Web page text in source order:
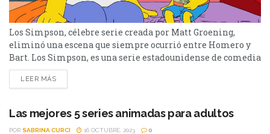
Los Simpson, célebre serie creada por Matt Groening,
eliminó una escena que siempre ocurrió entre Homero y
Bart. Los Simpson, es una serie estadounidense de comedia
en formato de animación, creada por Matt Groening para
Fox Broadcasting Company y emitida en varios países del
estadounidense que narra la vida y el...
LEER MÁS
Las mejores 5 series animadas para adultos
POR SABRINA CURCI 16 OCTUBRE, 2023 0